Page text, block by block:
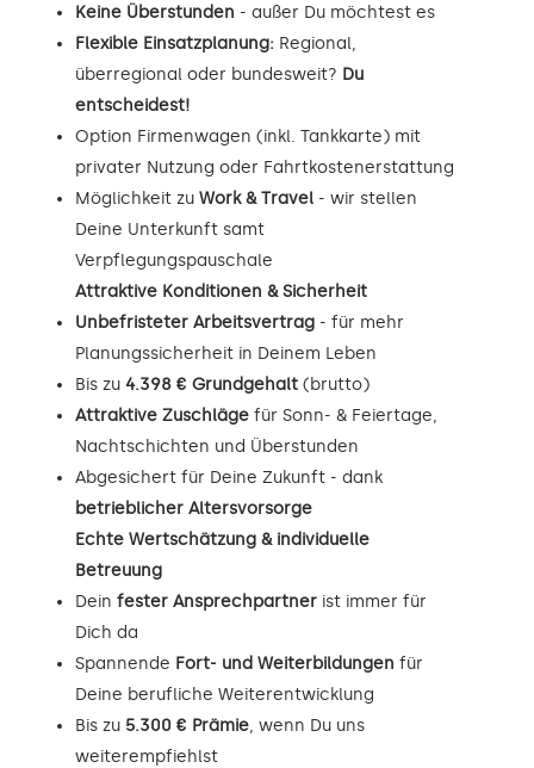
Keine Überstunden - außer Du möchtest es
Flexible Einsatzplanung: Regional,
überregional oder bundesweit? Du
entscheidest!
Option Firmenwagen (inkl. Tankkarte) mit
privater Nutzung oder Fahrtkostenerstattung
Möglichkeit zu Work & Travel - wir stellen
Deine Unterkunft samt
Verpflegungspauschale
Attraktive Konditionen & Sicherheit
Unbefristeter Arbeitsvertrag - für mehr
Planungssicherheit in Deinem Leben
Bis zu 4.398 € Grundgehalt (brutto)
Attraktive Zuschläge für Sonn- & Feiertage,
Nachtschichten und Überstunden
Abgesichert für Deine Zukunft - dank
betrieblicher Altersvorsorge
Echte Wertschätzung & individuelle
Betreuung
Dein fester Ansprechpartner ist immer für
Dich da
Spannende Fort- und Weiterbildungen für
Deine berufliche Weiterentwicklung
Bis zu 5.300 € Prämie, wenn Du uns
weiterempfiehlst